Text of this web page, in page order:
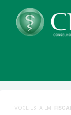
VOCÊ ESTÁ EM: